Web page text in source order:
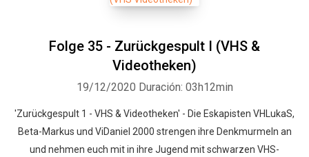
Folge 35 - Zurückgespult I (VHS &
Videotheken)
19/12/2020 Duración: 03h12min
'Zurückgespult 1 - VHS & Videotheken' - Die Eskapisten VHLukaS,
Beta-Markus und ViDaniel 2000 strengen ihre Denkmurmeln an
und nehmen euch mit in ihre Jugend mit schwarzen VHS-